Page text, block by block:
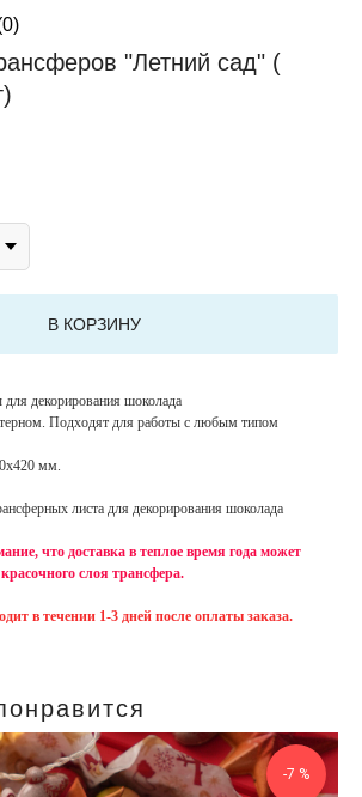
0)
"Летний сад" (
В КОРЗИНУ
декорирования шоколада
Подходят для работы с любым типом
мм.
листа для декорирования шоколада
что доставка в теплое время года может
слоя трансфера.
в течении 1-3 дней после оплаты заказа.
-7 %